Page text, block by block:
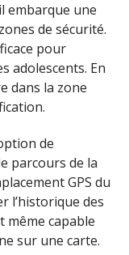
embarque une
de sécurité.
pour
adolescents. En
dans la zone
de
parcours de la
GPS du
l’historique des
même capable
sur une carte.